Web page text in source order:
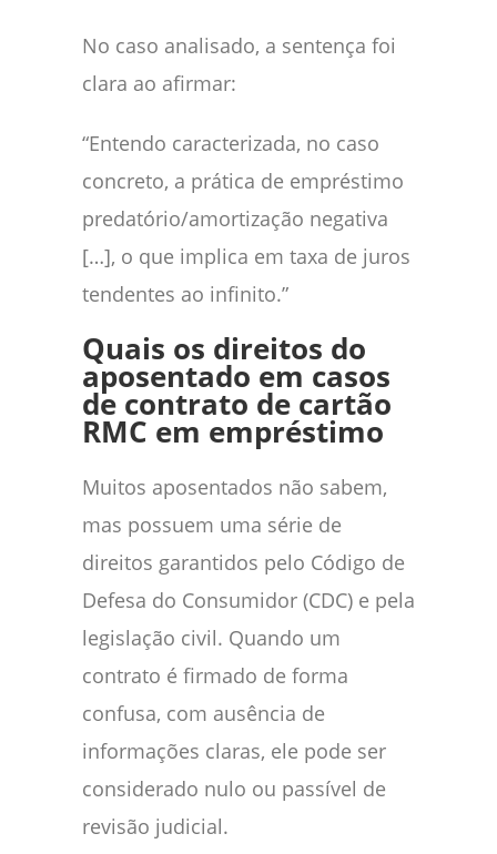
No caso analisado, a sentença foi
clara ao afirmar:
“Entendo caracterizada, no caso
concreto, a prática de empréstimo
predatório/amortização negativa
[…], o que implica em taxa de juros
tendentes ao infinito.”
Quais os direitos do
aposentado em casos
de contrato de cartão
RMC em empréstimo
Muitos aposentados não sabem,
mas possuem uma série de
direitos garantidos pelo Código de
Defesa do Consumidor (CDC) e pela
legislação civil. Quando um
contrato é firmado de forma
confusa, com ausência de
informações claras, ele pode ser
considerado nulo ou passível de
revisão judicial.